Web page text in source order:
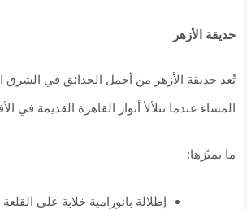
حديقة الأزهر
تُعد حديقة الأزهر من أجمل الحدائق في
المساء عندما تتلألأ أنوار القاهرة القديمة في
ما يميّزها:
إطلالة بانورامية خلابة على